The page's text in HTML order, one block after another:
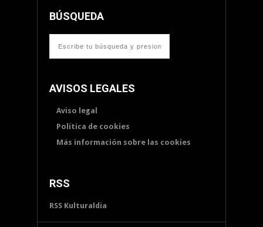
BÚSQUEDA
AVISOS LEGALES
Aviso legal
Política de cookies
Más información sobre las cookies
RSS
RSS Kulturaldia